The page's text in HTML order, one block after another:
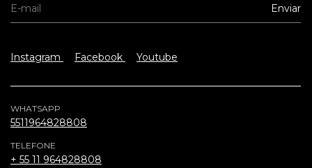
Instagram Facebook Youtube
WHATSAPP
5511964828808
TELEFONE
+ 55 11 964828808